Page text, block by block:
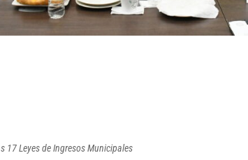
17 Leyes de Ingresos Municipales